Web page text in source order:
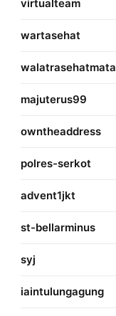
virtualteam
wartasehat
walatrasehatmata
majuterus99
owntheaddress
polres-serkot
advent1jkt
st-bellarminus
syj
iaintulungagung